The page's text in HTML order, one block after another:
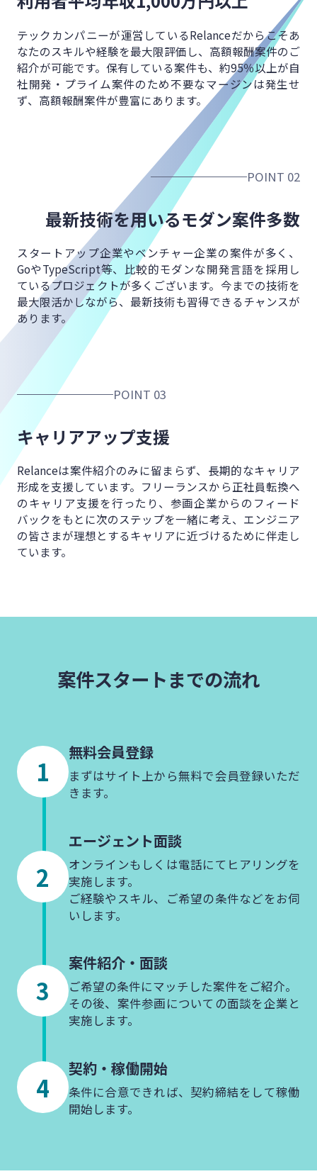
テックカンパニーが運営しているRelanceだからこそあ
なたのスキルや経験を最大限評価し、 高額報酬案件のご
紹介が可能です。 保有している案件も、約95％以上が自
社開発・プライム案件のため不要なマージンは発生せ
ず、 高額報酬案件が豊富にあります。
POINT 02
最新技術を用いるモダン案件多数
スタートアップ企業やベンチャー企業の案件が多く、
GoやTypeScript等、比較的モダンな開発言語を採用し
ているプロジェクトが多くございます。 今までの技術を
最大限活かしながら、 最新技術も習得できるチャンスが
あります。
POINT 03
キャリアアップ支援
Relanceは案件紹介のみに留まらず、 長期的なキャリア
形成を支援しています。 フリーランスから正社員転換へ
のキャリア支援を行ったり、 参画企業からのフィード
バックをもとに次のステップを一緒に考え、 エンジニア
の皆さまが理想とするキャリアに近づけるために伴走し
ています。
案件スタートまでの流れ
無料会員登録
まずはサイト上から無料で会員登録いただ
きます。
エージェント面談
オンラインもしくは電話にてヒアリングを
実施します。
ご経験やスキル、ご希望の条件などをお伺
いします。
案件紹介・ 面談
ご希望の条件にマッチした案件をご紹介。
その後、案件参画についての面談を企業と
実施します。
契約・ 稼働開始
条件に合意できれば、契約締結をして稼働
開始します。